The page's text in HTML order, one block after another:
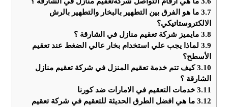
3.7 ما هو الفرق بين التطهير بالبخار والتطهير بالرش
الالكتروستاتيكي؟
3.8 مايميز شركة تعقيم منازل في الشارقة ؟
3.9 لماذا يجب علي استخدام بخار عالي الضغط عند تعقيم
الأسطح؟
3.10كيف تتم خدمة تعقيم المنزل في شركة تعقيم منازل
الشارقة ؟
3.11 خدمات التعقيم في الامارات ضد كورنا
3.12 ما هي افضل الطرق الحديثة للتعقيم في شركة تعقيم